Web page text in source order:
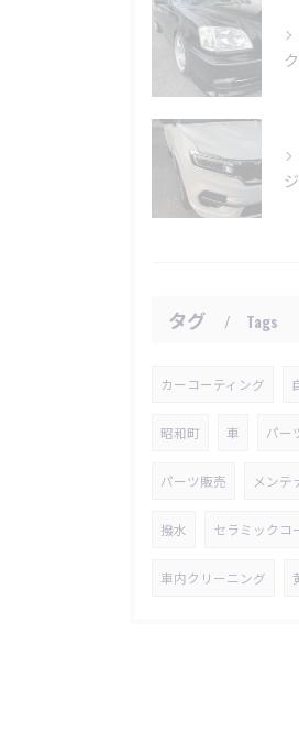
タグ Tags
カーコーティング
昭和町 車 パー
パーツ販売 メンテ
撥水 セラミックコ
車内クリーニング